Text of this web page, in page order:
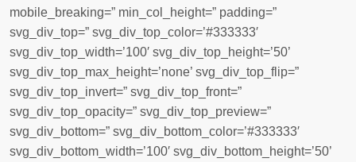
mobile_breaking=” min_col_height=” padding=”
svg_div_top=” svg_div_top_color=’#333333′
svg_div_top_width=’100′ svg_div_top_height=’50’
svg_div_top_max_height=’none’ svg_div_top_flip=”
svg_div_top_invert=” svg_div_top_front=”
svg_div_top_opacity=” svg_div_top_preview=”
svg_div_bottom=” svg_div_bottom_color=’#333333′
svg_div_bottom_width=’100′ svg_div_bottom_height=’50’